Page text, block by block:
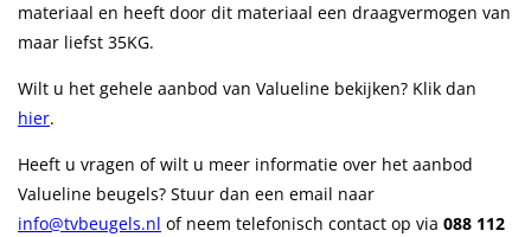
materiaal en heeft door dit materiaal een draagvermogen van
maar liefst 35KG.
Wilt u het gehele aanbod van Valueline bekijken? Klik dan
hier.
Heeft u vragen of wilt u meer informatie over het aanbod
Valueline beugels? Stuur dan een email naar
info@tvbeugels.nl of neem telefonisch contact op via 088 112